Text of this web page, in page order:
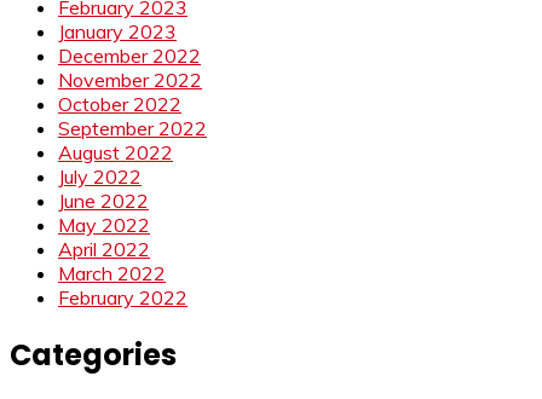
February 2023
January 2023
December 2022
November 2022
October 2022
September 2022
August 2022
July 2022
June 2022
May 2022
April 2022
March 2022
February 2022
Categories